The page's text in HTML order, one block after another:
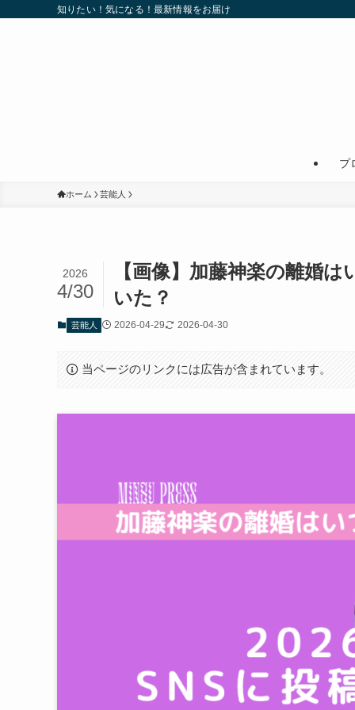
知りたい！気になる！最新情報をお届け
プ
ホーム 芸能人
【画像】加藤神楽の離婚
いた？
2026
4/30
芸能人 2026-04-29 2026-04-30
当ページのリンクには広告が含まれています。